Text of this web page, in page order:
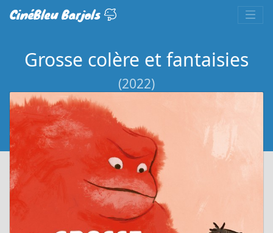
CinéBleu Barjols
Grosse colère et fantaisies
(2022)